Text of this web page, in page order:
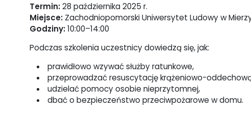
Termin:28 października 2025 r.
Miejsce: Zachodniopomorski Uniwersytet Ludowy w
Godziny:10:00–14:00
Podczas szkolenia uczestnicy dowiedzą się, jak:
prawidłowo wzywać służby ratunkowe,
przeprowadzać resuscytację krążeniowo-
udzielać pomocy osobie nieprzytomnej,
dbać o bezpieczeństwo przeciwpożarowe w domu.